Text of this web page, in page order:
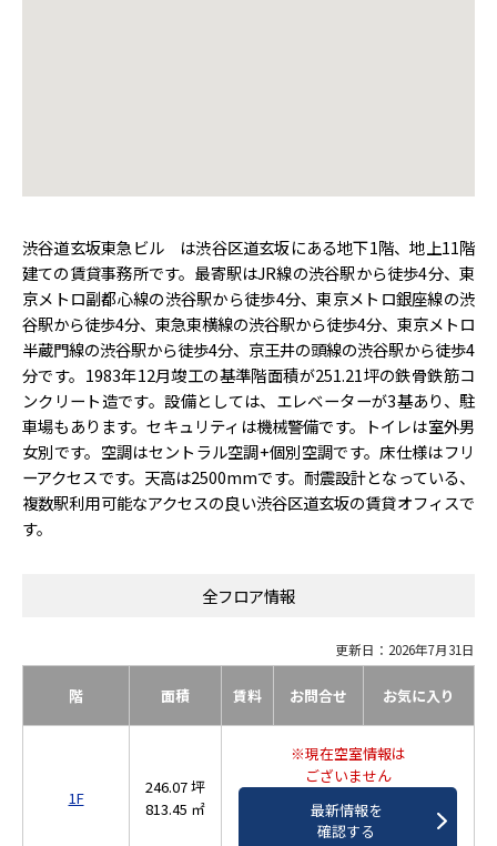
渋谷道玄坂東急ビル は渋谷区道玄坂にある地下1階、地上11階
建ての賃貸事務所です。最寄駅はJR線の渋谷駅から徒歩4分、東
京メトロ副都心線の渋谷駅から徒歩4分、東京メトロ銀座線の渋
谷駅から徒歩4分、東急東横線の渋谷駅から徒歩4分、東京メトロ
半蔵門線の渋谷駅から徒歩4分、京王井の頭線の渋谷駅から徒歩4
分です。1983年12月竣工の基準階面積が251.21坪の鉄骨鉄筋コ
ンクリート造です。設備としては、エレベーターが3基あり、駐
車場もあります。セキュリティは機械警備です。トイレは室外男
女別です。空調はセントラル空調+個別空調です。床仕様はフリ
ーアクセスです。天高は2500mmです。耐震設計となっている、
複数駅利用可能なアクセスの良い渋谷区道玄坂の賃貸オフィスで
す。
全フロア情報
更新日：2026年7月31日
階 面積 賃料 お問合せ お気に入り
1F
246.07 坪
813.45 ㎡
※現在空室情報は
ございません
最新情報を
確認する